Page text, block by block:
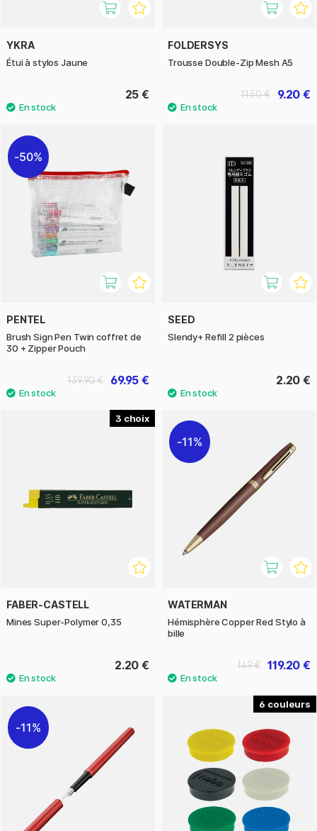
YKRA
Étui à stylos Jaune
25 €
FOLDERSYS
Trousse Double-Zip Mesh A5
9.20 €
11.50 €
50%
PENTEL
Brush Sign Pen Twin coffret de
30 + Zipper Pouch
69.95 €
139.90 €
SEED
Slendy+ Refill 2 pièces
2.20 €
3
FABER-CASTELL
Mines Super-Polymer 0,35
2.20 €
11%
WATERMAN
Hémisphère Copper Red Stylo à
bille
119.20 €
149 €
11%
6